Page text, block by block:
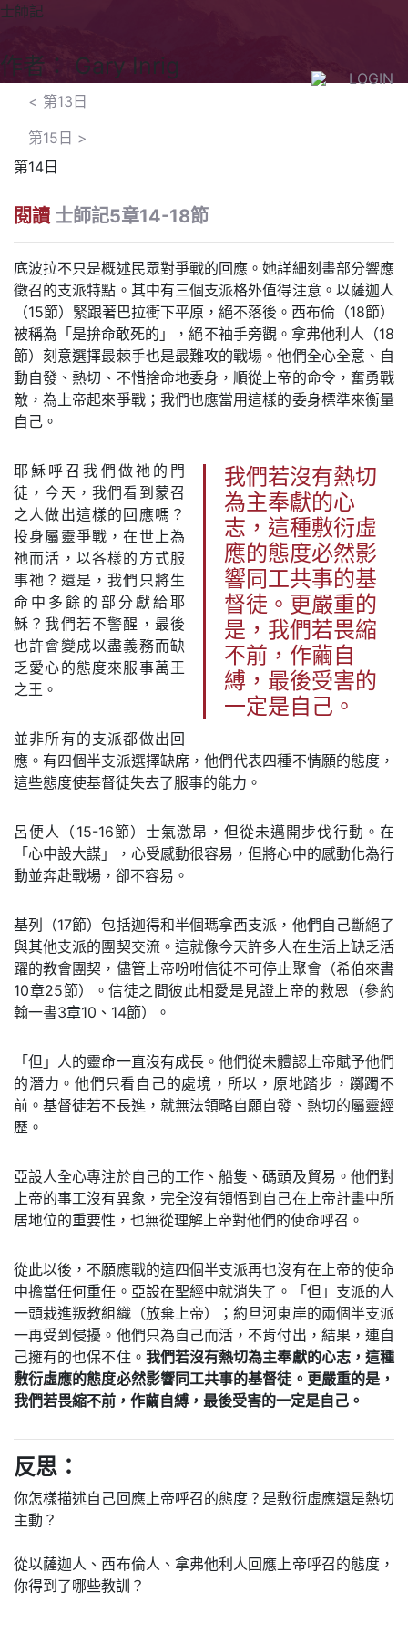
LOGIN
士師記
作者： Gary Inrig
< 第13日
第15日 >
第14日
閱讀 士師記5章14-18節
底波拉不只是概述民眾對爭戰的回應。她詳細刻畫部分響應
徵召的支派特點。其中有三個支派格外值得注意。以薩迦人
（15節）緊跟著巴拉衝下平原，絕不落後。西布倫（18節）
被稱為「是拚命敢死的」，絕不袖手旁觀。拿弗他利人（18
節）刻意選擇最棘手也是最難攻的戰場。他們全心全意、自
動自發、熱切、不惜捨命地委身，順從上帝的命令，奮勇戰
敵，為上帝起來爭戰；我們也應當用這樣的委身標準來衡量
自己。
我們若沒有熱切
為主奉獻的心
志，這種敷衍虛
應的態度必然影
響同工共事的基
督徒。更嚴重的
是，我們若畏縮
不前，作繭自
縛，最後受害的
一定是自己。
耶穌呼召我們做祂的門
徒，今天，我們看到蒙召
之人做出這樣的回應嗎？
投身屬靈爭戰，在世上為
祂而活，以各樣的方式服
事祂？還是，我們只將生
命中多餘的部分獻給耶
穌？我們若不警醒，最後
也許會變成以盡義務而缺
乏愛心的態度來服事萬王
之王。
並非所有的支派都做出回
應。有四個半支派選擇缺席，他們代表四種不情願的態度，
這些態度使基督徒失去了服事的能力。
呂便人（15-16節）士氣激昂，但從未邁開步伐行動。在
「心中設大謀」，心受感動很容易，但將心中的感動化為行
動並奔赴戰場，卻不容易。
基列（17節）包括迦得和半個瑪拿西支派，他們自己斷絕了
與其他支派的團契交流。這就像今天許多人在生活上缺乏活
躍的教會團契，儘管上帝吩咐信徒不可停止聚會（希伯來書
10章25節）。信徒之間彼此相愛是見證上帝的救恩（參約
翰一書3章10、14節）。
「但」人的靈命一直沒有成長。他們從未體認上帝賦予他們
的潛力。他們只看自己的處境，所以，原地踏步，躑躅不
前。基督徒若不長進，就無法領略自願自發、熱切的屬靈經
歷。
亞設人全心專注於自己的工作、船隻、碼頭及貿易。他們對
上帝的事工沒有異象，完全沒有領悟到自己在上帝計畫中所
居地位的重要性，也無從理解上帝對他們的使命呼召。
從此以後，不願應戰的這四個半支派再也沒有在上帝的使命
中擔當任何重任。亞設在聖經中就消失了。「但」支派的人
一頭栽進叛教組織（放棄上帝）；約旦河東岸的兩個半支派
一再受到侵擾。他們只為自己而活，不肯付出，結果，連自
己擁有的也保不住。 我們若沒有熱切為主奉獻的心志，這種
敷衍虛應的態度必然影響同工共事的基督徒。更嚴重的是，
我們若畏縮不前，作繭自縛，最後受害的一定是自己。
反思：
你怎樣描述自己回應上帝呼召的態度？是敷衍虛應還是熱切
主動？
從以薩迦人、西布倫人、拿弗他利人回應上帝呼召的態度，
你得到了哪些教訓？